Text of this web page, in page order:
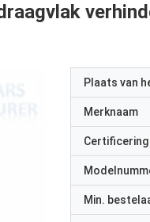
Plaats van
Merknaam
Certificering
Min.